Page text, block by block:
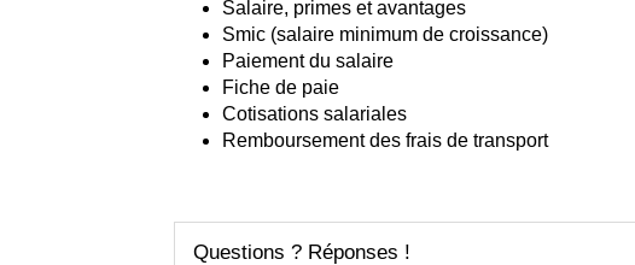
Salaire, primes et avantages
Smic (salaire minimum de croissance)
Paiement du salaire
Fiche de paie
Cotisations salariales
Remboursement des frais de transport
Questions ? Réponses !